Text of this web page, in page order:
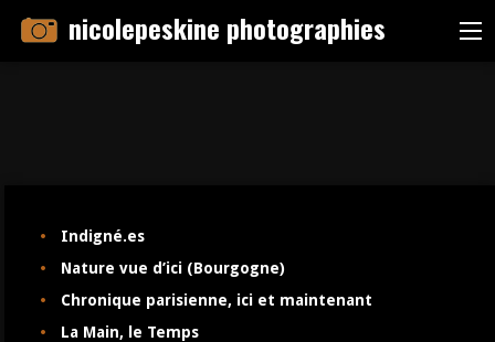
nicolepeskine photographies
Indigné.es
Nature vue d’ici (Bourgogne)
Chronique parisienne, ici et maintenant
La Main, le Temps